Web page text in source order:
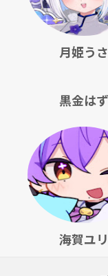
月姫うさ
黒金はず
海賀ユリ